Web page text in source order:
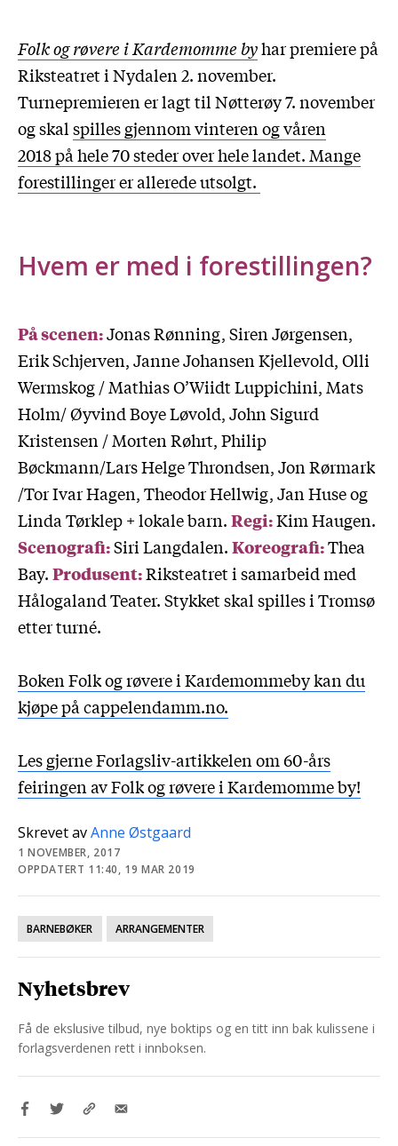
Skrevet avAnne Østgaard
1 NOVEMBER, 2017
OPPDATERT 11:40, 19 MAR 2019
BARNEBØKER ARRANGEMENTER
Nyhetsbrev
Få de ekslusive tilbud, nye boktips og en titt inn bak kulissene i
forlagsverdenen rett i innboksen.
Folk og røvere i Kardemomme byhar premiere på
Riksteatret i Nydalen 2. november.
Turnepremieren er lagt til Nøtterøy 7. november
og skalspilles gjennom vinteren og våren
2018 på hele 70 steder over hele landet. Mange
forestillinger er allerede utsolgt.
Hvem er med i forestillingen?
På scenen:Jonas Rønning, Siren Jørgensen,
Erik Schjerven, Janne Johansen Kjellevold, Olli
Wermskog / Mathias O’Wiidt Luppichini, Mats
Holm/ Øyvind Boye Løvold, John Sigurd
Kristensen / Morten Røhrt, Philip
Bøckmann/Lars Helge Throndsen, Jon Rørmark
/Tor Ivar Hagen, Theodor Hellwig, Jan Huse og
Linda Tørklep + lokale barn.Regi:Kim Haugen.
Scenografi:Siri Langdalen.Koreografi:Thea
Bay.Produsent:Riksteatret i samarbeid med
Hålogaland Teater. Stykket skal spilles i Tromsø
etter turné.
Boken Folk og røvere i Kardemommeby kan du
kjøpe på cappelendamm.no.
Les gjerne Forlagsliv-artikkelen om 60-års
feiringen av Folk og røvere i Kardemomme by!